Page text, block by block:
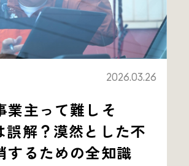
2026.03.26
業主って難しそ
解？漠然とした不
するための全知識